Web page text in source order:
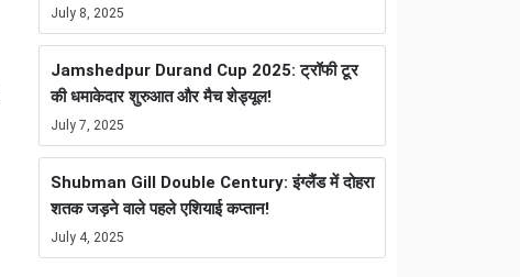
July 8, 2025
Jamshedpur Durand Cup 2025: ट्रॉफी टूर
की धमाकेदार शुरुआत और मैच शेड्यूल!
July 7, 2025
Shubman Gill Double Century: इंग्लैंड में दोहरा
शतक जड़ने वाले पहले एशियाई कप्तान!
July 4, 2025